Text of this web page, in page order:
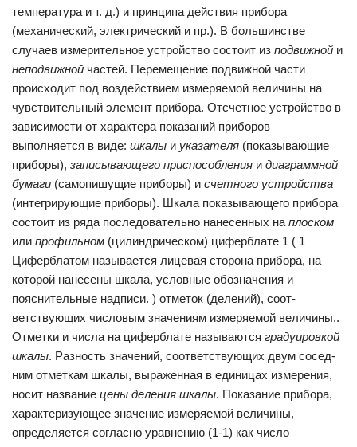
температура и т. д.) и принципа действия при­бора
(механический, электрический и пр.). В большинстве
случаев измерительное устройство состоит из подвижной и
неподвижной частей. Перемещение подвижной части
происходит под воздействием измеряемой величины на
чувствительный элемент прибора. Отсчетное устройство в
зависимости от характера показаний приборов
выполняется в виде: шкалы и указателя (показывающие
приборы), записываю­щего приспособления и диаграммной
бумаги (самопишущие приборы) и счетного устройства
(интегрирующие при­боры). Шкала показывающего прибора
состоит из ряда последовательно нанесенных на плоском
или профильном (цилиндрическом) циферблате 1 ( 1
Циферблатом называется лицевая сторона прибора, на
которой нанесены шкала, условные обозначения и
пояснительные надписи. ) отметок (делений), соот­
ветствующих числовым значениям измеряемой величины..
Отметки и числа на циферблате называются градуировкой
шкалы. Разность значений, соответствующих двум сосед­
ним отметкам шкалы, выраженная в единицах измерения,
носит название цены деления шкалы. Показание прибора,
характеризующее значение изме­ряемой величины,
определяется согласно уравнению (1-1) как число